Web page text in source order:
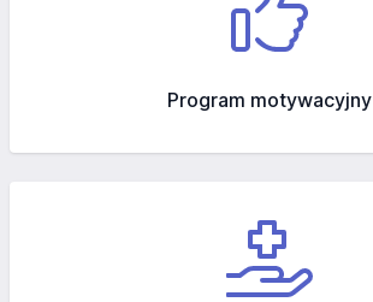
Program motywacyjny